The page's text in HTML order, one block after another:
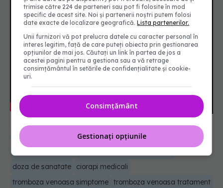
medical sanador andrada bogdan
tromboza
doza de sanatate
ciorapi medicali
tromboza venoasa simptome tromboza venoasa tratament
trimise către 224 de parteneri sau pot fi folosite în mod
specific de acest site. Noi și partenerii noștri putem folosi
date exacte de localizare geografică.Lista partenerilor.
Unii furnizori vă pot prelucra datele cu caracter personal în
interes legitim, față de care puteți obiecta prin gestionarea
opțiunilor de mai jos. Căutați un link în partea de jos a
acestei pagini pentru a gestiona sau a vă retrage
consimțământul în setările de confidențialitate și cookie-
uri.
Consimțământ
Gestionați opțiunile